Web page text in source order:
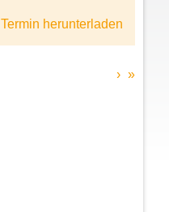
Termin herunterladen
› »